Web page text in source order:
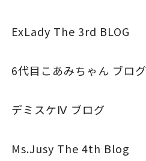
ExLady The 3rd BLOG
6代目こあみちゃん ブログ
デミスケⅣ ブログ
Ms.Jusy The 4th Blog